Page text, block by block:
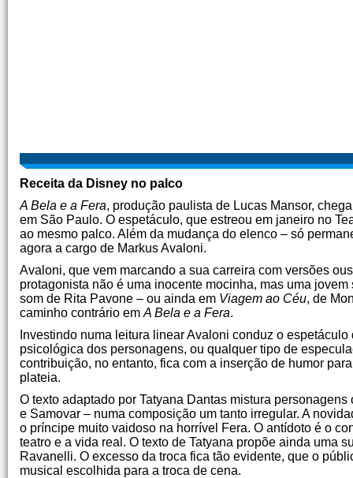
Receita da Disney no palco
A Bela e a Fera, produção paulista de Lucas Mansor,
em São Paulo. O espetáculo, que estreou em janeiro no
ao mesmo palco. Além da mudança do elenco – só
agora a cargo de Markus Avaloni.
Avaloni, que vem marcando a sua carreira com versões
protagonista não é uma inocente mocinha, mas uma
som de Rita Pavone – ou ainda em Viagem ao Céu, de
caminho contrário em A Bela e a Fera.
Investindo numa leitura linear Avaloni conduz o
psicológica dos personagens, ou qualquer tipo de
contribuição, no entanto, fica com a inserção de humor
plateia.
O texto adaptado por Tatyana Dantas mistura
e Samovar – numa composição um tanto irregular. A
o príncipe muito vaidoso na horrível Fera. O antídoto é o
teatro e a vida real. O texto de Tatyana propõe ainda uma
Ravanelli. O excesso da troca fica tão evidente, que o
musical escolhida para a troca de cena.